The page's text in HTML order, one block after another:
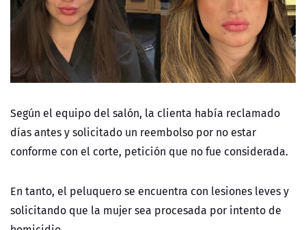
Según el equipo del salón, la clienta había reclamado
días antes y solicitado un reembolso por no estar
conforme con el corte, petición que no fue considerada.
En tanto, el peluquero se encuentra con lesiones leves y
solicitando que la mujer sea procesada por intento de